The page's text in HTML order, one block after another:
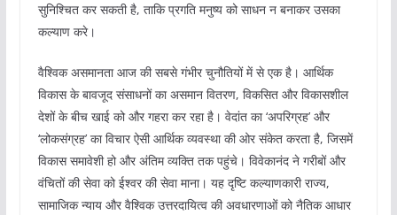
सुनिश्चित कर सकती है, ताकि प्रगति मनुष्य को साधन न बनाकर उसका
कल्याण करे।
वैश्विक असमानता आज की सबसे गंभीर चुनौतियों में से एक है। आर्थिक
विकास के बावजूद संसाधनों का असमान वितरण, विकसित और विकासशील
देशों के बीच खाई को और गहरा कर रहा है। वेदांत का ‘अपरिग्रह’ और
‘लोकसंग्रह’ का विचार ऐसी आर्थिक व्यवस्था की ओर संकेत करता है, जिसमें
विकास समावेशी हो और अंतिम व्यक्ति तक पहुंचे। विवेकानंद ने गरीबों और
वंचितों की सेवा को ईश्वर की सेवा माना। यह दृष्टि कल्याणकारी राज्य,
सामाजिक न्याय और वैश्विक उत्तरदायित्व की अवधारणाओं को नैतिक आधार